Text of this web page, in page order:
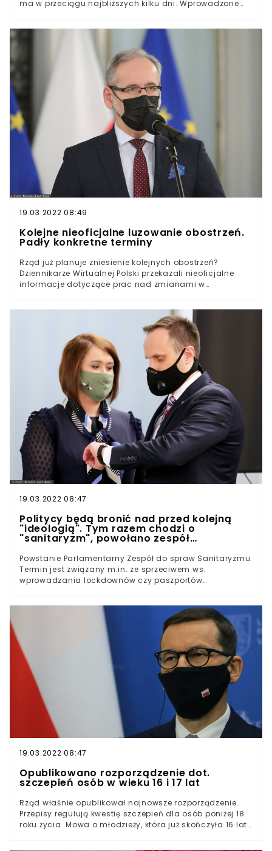
ma w przeciągu najbliższych kilku dni. Wprowadzone
polepszającą się sytuacją pandemiczną w Polsce.
19.03.2022 08:49
Kolejne nieoficjalne luzowanie obostrzeń.
Padły konkretne terminy
Rząd już planuje zniesienie kolejnych obostrzeń?
Dziennikarze Wirtualnej Polski przekazali nieoficjalne
informacje dotyczące prac nad zmianami w
samym początku czerwca. Warto się zainteresować i
przygotować na nadchodzące dni.Koniec trzeciej już
fali zachorowań umożliwił pierwsze, stopniowe
znoszenie obostrzeń. Wówczas rząd obawiał się
kolejnych zakażeń wynikających z udostępnienia
kolejnych przestrzeni publicznych. Ostatecznie jednak
wszystko wskazuje na to, że liczba zaszczepionych oraz
osób, które przechorowały koronawirusa umożliwia
wytworzenie przynajmniej częściowej bariery ochronnej.
Tendencji spadkowej sprzyja także obecna pora roku.
19.03.2022 08:47
Politycy będą bronić nad przed kolejną
"ideologią". Tym razem chodzi o
"sanitaryzm", powołano zespół
parlamentarny
Powstanie Parlamentarny Zespół do spraw Sanitaryzmu.
Termin jest związany m.in. ze sprzeciwem ws.
wprowadzania lockdownów czy paszportów
Maria Siarkowska.O powstaniu Parlamentarnego
Zespołu ds. Sanitaryzmu, korzystając z mediów
społecznościowych, poinformowała posłanka Prawa i
Sprawiedliwości Anna Maria Siarkowska.
19.03.2022 08:47
Opublikowano rozporządzenie dot.
szczepień osób w wieku 16 i 17 lat
Rząd właśnie opublikował najnowsze rozporządzenie.
Przepisy regulują kwestię szczepień dla osób poniżej 18.
roku życia. Mowa o młodzieży, która już skończyła 16 lat.